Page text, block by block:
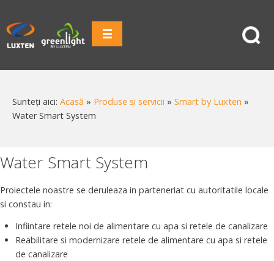
Sunteți aici: Acasă » Produse si servicii » Smart by Luxten »
Water Smart System
Water Smart System
Proiectele noastre se deruleaza in parteneriat cu autoritatile locale
si constau in:
Infiintare retele noi de alimentare cu apa si retele de canalizare
Reabilitare si modernizare retele de alimentare cu apa si retele
de canalizare